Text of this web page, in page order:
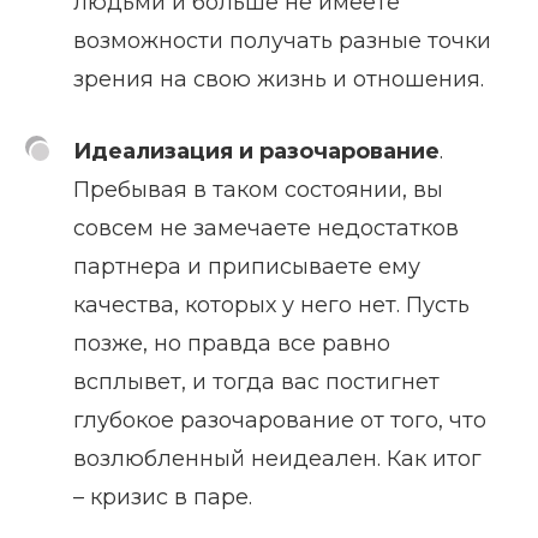
возможности получать разные точки
зрения на свою жизнь и отношения.
Идеализация и разочарование.
Пребывая в таком состоянии, вы
совсем не замечаете недостатков
партнера и приписываете ему
качества, которых у него нет. Пусть
позже, но правда все равно
всплывет, и тогда вас постигнет
глубокое разочарование от того, что
возлюбленный неидеален. Как итог
– кризис в паре.